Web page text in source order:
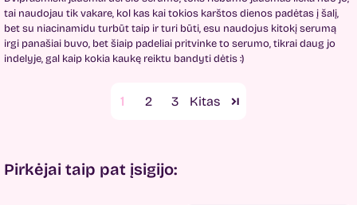
tai naudojau tik vakare, kol kas kai tokios karštos dienos padėtas į šalį,
bet su niacinamidu turbūt taip ir turi būti, esu naudojus kitokį serumą
irgi panašiai buvo, bet šiaip padeliai pritvinke to serumo, tikrai daug jo
indelyje, gal kaip kokia kaukę reiktu bandyti dėtis :)
1 2 3
Pirkėjai taip pat įsigijo: